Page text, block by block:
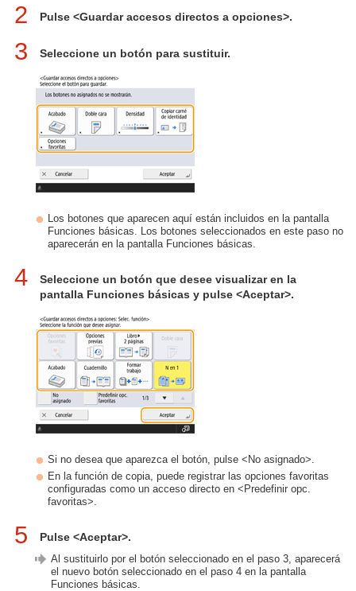
2 Pulse <Guardar accesos directos a opciones>.
3 Seleccione un botón para sustituir.
Los botones que aparecen aquí están incluidos en la pantalla
Funciones básicas. Los botones seleccionados en este paso no
aparecerán en la pantalla Funciones básicas.
4
Seleccione un botón que desee visualizar en la
pantalla Funciones básicas y pulse <Aceptar>.
Si no desea que aparezca el botón, pulse <No asignado>.
En la función de copia, puede registrar las opciones favoritas
configuradas como un acceso directo en <Predefinir opc.
favoritas>.
5 Pulse <Aceptar>.
Al sustituirlo por el botón seleccionado en el paso 3, aparecerá
el nuevo botón seleccionado en el paso 4 en la pantalla
Funciones básicas.